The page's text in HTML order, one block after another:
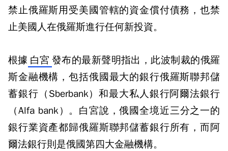
禁止俄羅斯用受美國管轄的資金償付債務，也禁
止美國人在俄羅斯進行任何新投資。
根據 白宮 發布的最新聲明指出，此波制裁的俄羅
斯金融機構，包括俄國最大的銀行俄羅斯聯邦儲
蓄銀行（Sberbank）和最大私人銀行阿爾法銀行
（Alfa bank）。白宮說，俄國全境近三分之一的
銀行業資產都歸俄羅斯聯邦儲蓄銀行所有，而阿
爾法銀行則是俄國第四大金融機構。